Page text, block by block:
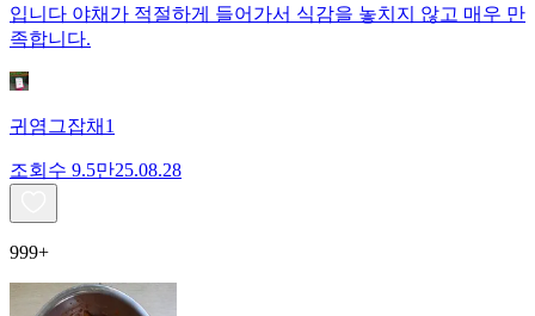
입니다 야채가 적절하게 들어가서 식감을 놓치지 않고 매우 만
족합니다.
귀염그잡채1
조회수 9.5만25.08.28
999+